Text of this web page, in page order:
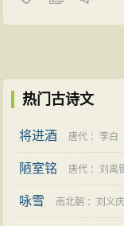
热门古诗文
将进酒 唐代 ：李白
陋室铭 唐代 ：刘禹
咏雪 南北朝 ：刘义庆